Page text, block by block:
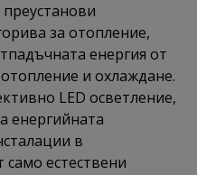
за отопление,
енергия от
и охлаждане.
LED осветление,
енергийната
в
естествени